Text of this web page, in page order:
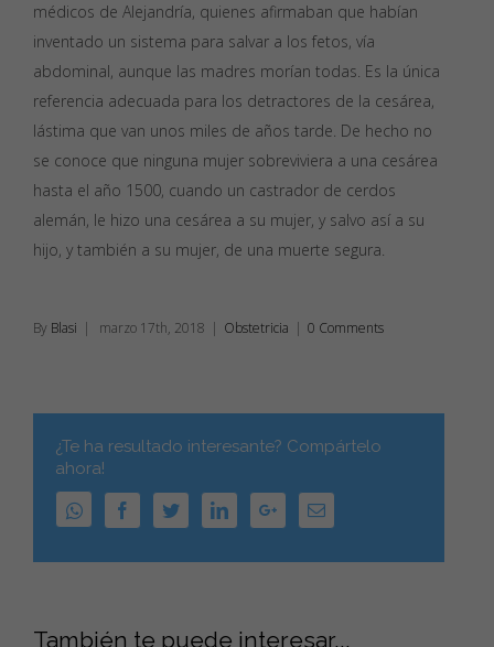
médicos de Alejandría, quienes afirmaban que habían
inventado un sistema para salvar a los fetos, vía
abdominal, aunque las madres morían todas. Es la única
referencia adecuada para los detractores de la cesárea,
lástima que van unos miles de años tarde. De hecho no
se conoce que ninguna mujer sobreviviera a una cesárea
hasta el año 1500, cuando un castrador de cerdos
alemán, le hizo una cesárea a su mujer, y salvo así a su
hijo, y también a su mujer, de una muerte segura.
By Blasi | marzo 17th, 2018 | Obstetricia | 0 Comments
¿Te ha resultado interesante? Compártelo
ahora!
WhatsAppFacebookTwitterLinkedinGoogle+Email
También te puede interesar...